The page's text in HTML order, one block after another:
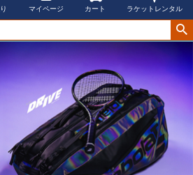
マイページ カート ラケットレンタル